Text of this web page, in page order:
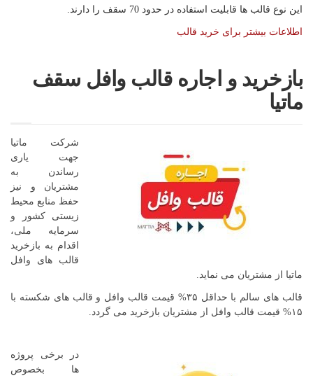
بازخرید و اجاره قالب وافل سقف
ماتیا
شرکت ماتیا
جهت یاری
رساندن به
مشتریان و نیز
حفظ منابع محیط
زیستی کشور و
سرمایه ملی،
اقدام به بازخرید
قالب های وافل
ماتیا از مشتریان می نماید.
قالب های سالم با حداقل ۳۵% قیمت قالب وافل و قالب های شکسته با
۱۵% قیمت قالب وافل از مشتریان بازخرید می گردد.
در برخی پروژه
ها بخصوص
این نوع قالب ها قابلیت استفاده در حدود 70 سقف را دارند.
اطلاعات بیشتر برای خرید قالب